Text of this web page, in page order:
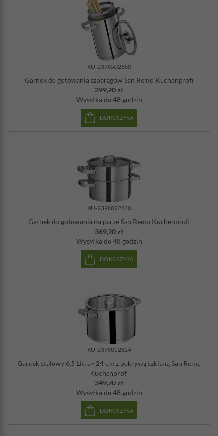
KU-2390502800
Garnek do gotowania szparagów San Remo Kuchenprofi
299,90 zł
Wysyłka do 48 godzin
DO KOSZYKA
KU-2390022820
Garnek do gotowania na parze San Remo Kuchenprofi
369,90 zł
Wysyłka do 48 godzin
DO KOSZYKA
KU-2390052824
Garnek stalowy 6,5 Litra - 24 cm z pokrywą szklaną San Remo
Kuchenprofi
349,90 zł
Wysyłka do 48 godzin
DO KOSZYKA